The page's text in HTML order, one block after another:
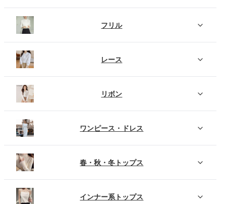
フリル
レース
リボン
ワンピース・ドレス
春・秋・冬トップス
インナー系トップス